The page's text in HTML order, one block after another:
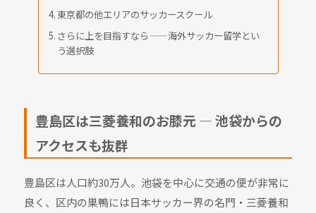
東京都の他エリアのサッカースクール
さらに上を目指すなら——海外サッカー留学とい
う選択肢
豊島区は三菱養和のお膝元 — 池袋からの
アクセスも抜群
豊島区は人口約30万人。池袋を中心に交通の便が非常に
良く、区内の巣鴨には日本サッカー界の名門・三菱養和